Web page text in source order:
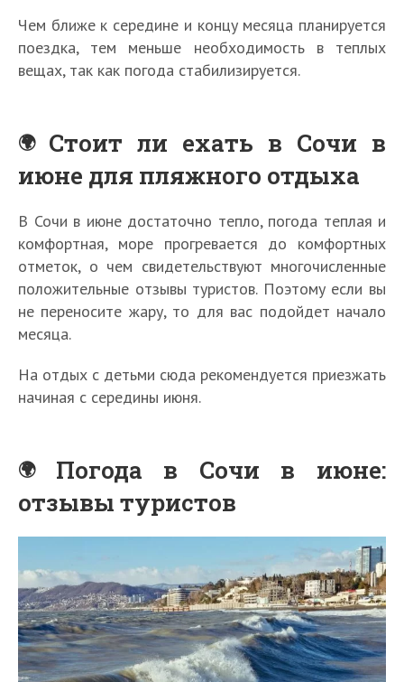
Чем ближе к середине и концу месяца планируется
поездка, тем меньше необходимость в теплых
вещах, так как погода стабилизируется.
Стоит ли ехать в Сочи в
июне для пляжного отдыха
В Сочи в июне достаточно тепло, погода теплая и
комфортная, море прогревается до комфортных
отметок, о чем свидетельствуют многочисленные
положительные отзывы туристов. Поэтому если вы
не переносите жару, то для вас подойдет начало
месяца.
На отдых с детьми сюда рекомендуется приезжать
начиная с середины июня.
Погода в Сочи в июне:
отзывы туристов